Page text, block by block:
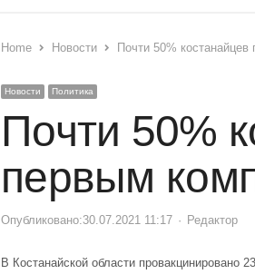
Home
Новости Почти 50%
Новости Политика
Почти 50%
первым
Опубликовано:30.07.2021 11:17 Author
Редактор
В Костанайской области провакцинировано